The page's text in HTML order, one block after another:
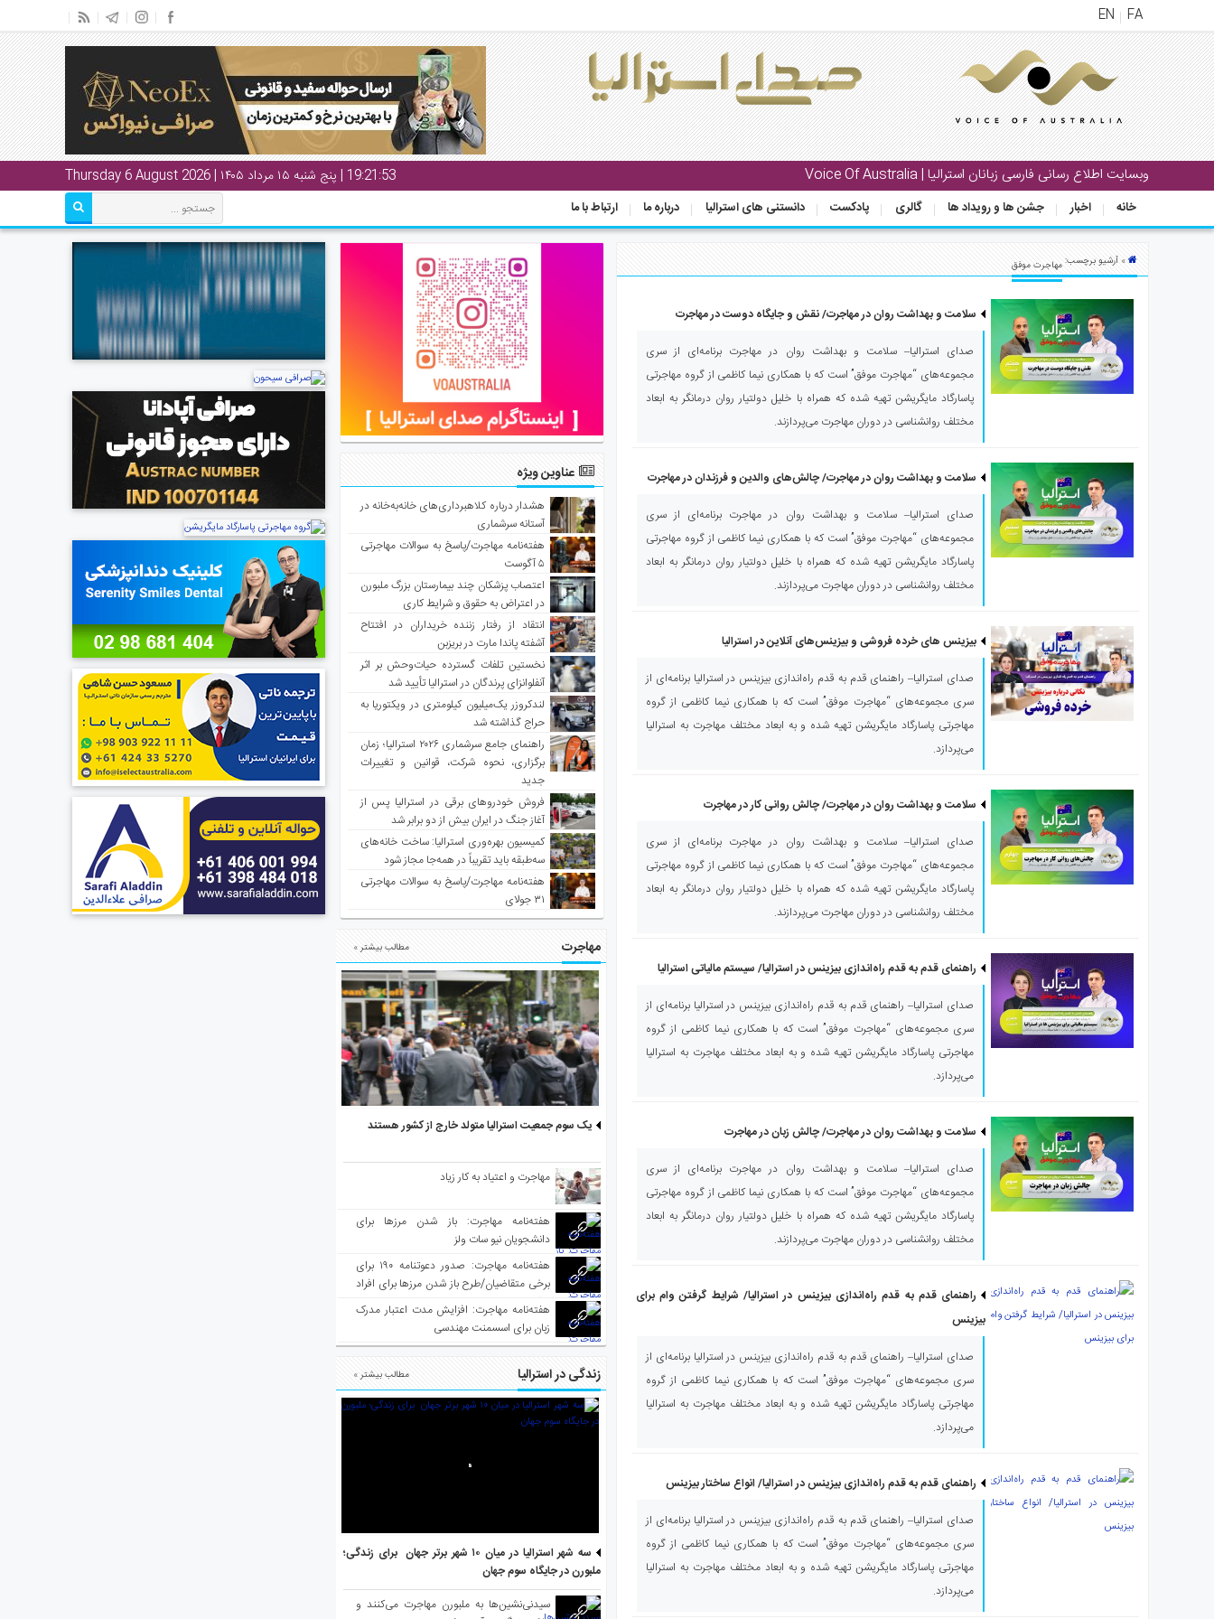
FA
EN
وبسایت اطلاع رسانی فارسی زبانان استرالیا | Voice Of Australia 19:21:53 | پنج شنبه ۱۵ مرداد ۱۴۰۵ | Thursday 6 August 2026
خانه اخبار جشن ها و رویداد ها گالری پادکست دانستنی های استرالیا درباره ما ارتباط با ما
منوی
اصلی
خانه
جشن
و
» آرشیو برچسب:مهاجرت موفق
سلامت و بهداشت روان در مهاجرت/ نقش و جایگاه دوست در مهاجرت
صدای استرالیا– سلامت و بهداشت روان در مهاجرت برنامه‌ای از سری
مجموعه‌های “مهاجرت موفق” است که با همکاری نیما کاظمی از گروه مهاجرتی
پاسارگاد مایگریشن تهیه شده که همراه با خلیل دولتیار روان درمانگر به ابعاد
مختلف روانشناسی در دوران مهاجرت می‌پردازند.
سلامت و بهداشت روان در مهاجرت/ چالش‌های والدین و فرزندان در مهاجرت
صدای استرالیا– سلامت و بهداشت روان در مهاجرت برنامه‌ای از سری
مجموعه‌های “مهاجرت موفق” است که با همکاری نیما کاظمی از گروه مهاجرتی
پاسارگاد مایگریشن تهیه شده که همراه با خلیل دولتیار روان درمانگر به ابعاد
مختلف روانشناسی در دوران مهاجرت می‌پردازند.
بیزینس های خرده فروشی و بیزینس‌های آنلاین در استرالیا
صدای استرالیا– راهنمای قدم به قدم راه‌اندازی بیزینس در استرالیا برنامه‌ای از
سری مجموعه‌های “مهاجرت موفق” است که با همکاری نیما کاظمی از گروه
مهاجرتی پاسارگاد مایگریشن تهیه شده و به ابعاد مختلف مهاجرت به استرالیا
می‌پردازد.
سلامت و بهداشت روان در مهاجرت/ چالش روانی کار در مهاجرت
صدای استرالیا– سلامت و بهداشت روان در مهاجرت برنامه‌ای از سری
مجموعه‌های “مهاجرت موفق” است که با همکاری نیما کاظمی از گروه مهاجرتی
پاسارگاد مایگریشن تهیه شده که همراه با خلیل دولتیار روان درمانگر به ابعاد
مختلف روانشناسی در دوران مهاجرت می‌پردازند.
راهنمای قدم به قدم راه‌اندازی بیزینس در استرالیا/ سیستم مالیاتی استرالیا
صدای استرالیا– راهنمای قدم به قدم راه‌اندازی بیزینس در استرالیا برنامه‌ای از
سری مجموعه‌های “مهاجرت موفق” است که با همکاری نیما کاظمی از گروه
مهاجرتی پاسارگاد مایگریشن تهیه شده و به ابعاد مختلف مهاجرت به استرالیا
می‌پردازد.
سلامت و بهداشت روان در مهاجرت/ چالش زبان در مهاجرت
صدای استرالیا– سلامت و بهداشت روان در مهاجرت برنامه‌ای از سری
مجموعه‌های “مهاجرت موفق” است که با همکاری نیما کاظمی از گروه مهاجرتی
پاسارگاد مایگریشن تهیه شده که همراه با خلیل دولتیار روان درمانگر به ابعاد
مختلف روانشناسی در دوران مهاجرت می‌پردازند.
راهنمای قدم به قدم راه‌اندازی بیزینس در استرالیا/ شرایط گرفتن وام برای
بیزینس
صدای استرالیا– راهنمای قدم به قدم راه‌اندازی بیزینس در استرالیا برنامه‌ای از
سری مجموعه‌های “مهاجرت موفق” است که با همکاری نیما کاظمی از گروه
مهاجرتی پاسارگاد مایگریشن تهیه شده و به ابعاد مختلف مهاجرت به استرالیا
می‌پردازد.
راهنمای قدم به قدم راه‌اندازی بیزینس در استرالیا/ انواع ساختار بیزینس
صدای استرالیا– راهنمای قدم به قدم راه‌اندازی بیزینس در استرالیا برنامه‌ای از
سری مجموعه‌های “مهاجرت موفق” است که با همکاری نیما کاظمی از گروه
مهاجرتی پاسارگاد مایگریشن تهیه شده و به ابعاد مختلف مهاجرت به استرالیا
می‌پردازد.
عناوین ویژه
هشدار درباره کلاهبرداری‌های خانه‌به‌خانه در
آستانه سرشماری
هفته‌نامه مهاجرت/پاسخ به سوالات مهاجرتی
۵ آگوست
اعتصاب پزشکان چند بیمارستان بزرگ ملبورن
در اعتراض به حقوق و شرایط کاری
انتقاد از رفتار زننده خریداران در افتتاح
آشفته پاندا مارت در بریزبن
نخستین تلفات گسترده حیات‌وحش بر اثر
آنفلوانزای پرندگان در استرالیا تأیید شد
لندکروزر یک‌میلیون کیلومتری در ویکتوریا به
حراج گذاشته شد
راهنمای جامع سرشماری ۲۰۲۶ استرالیا؛ زمان
برگزاری، نحوه شرکت، قوانین و تغییرات
جدید
فروش خودروهای برقی در استرالیا پس از
آغاز جنگ در ایران بیش از دو برابر شد
کمیسیون بهره‌وری استرالیا: ساخت خانه‌های
سه‌طبقه باید تقریباً در همه‌جا مجاز شود
هفته‌نامه مهاجرت/پاسخ به سوالات مهاجرتی
۳۱ جولای
مهاجرت مطالب بیشتر »
یک سوم جمعیت استرالیا متولد خارج از کشور هستند
مهاجرت و اعتیاد به کار زیاد
هفته‌نامه مهاجرت: باز شدن مرزها برای
دانشجویان نیو سات ولز
هفته‌نامه مهاجرت: صدور دعوتنامه ۱۹۰ برای
برخی متقاضیان/طرح باز شدن مرزها برای افراد
واکسینه شده
هفته‌نامه مهاجرت: افزایش مدت اعتبار مدرک
زبان برای اسسمنت مهندسی
زندگی در استرالیا مطالب بیشتر »
سه شهر استرالیا در میان ۱۰ شهر برتر جهان برای زندگی؛
ملبورن در جایگاه سوم جهان
سیدنی‌نشین‌ها به ملبورن مهاجرت می‌کنند و